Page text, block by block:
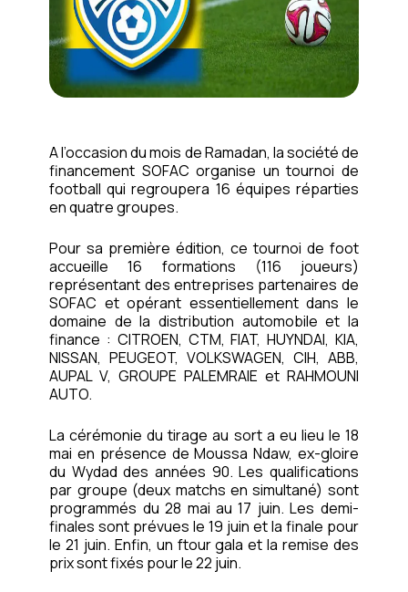
A l’occasion du mois de Ramadan, la société de
financement SOFAC organise un tournoi de
football qui regroupera 16 équipes réparties
en quatre groupes.
Pour sa première édition, ce tournoi de foot
accueille 16 formations (116 joueurs)
représentant des entreprises partenaires de
SOFAC et opérant essentiellement dans le
domaine de la distribution automobile et la
finance : CITROEN, CTM, FIAT, HUYNDAI, KIA,
NISSAN, PEUGEOT, VOLKSWAGEN, CIH, ABB,
AUPAL V, GROUPE PALEMRAIE et RAHMOUNI
AUTO.
La cérémonie du tirage au sort a eu lieu le 18
mai en présence de Moussa Ndaw, ex-gloire
du Wydad des années 90. Les qualifications
par groupe (deux matchs en simultané) sont
programmés du 28 mai au 17 juin. Les demi-
finales sont prévues le 19 juin et la finale pour
le 21 juin. Enfin, un ftour gala et la remise des
prix sont fixés pour le 22 juin.